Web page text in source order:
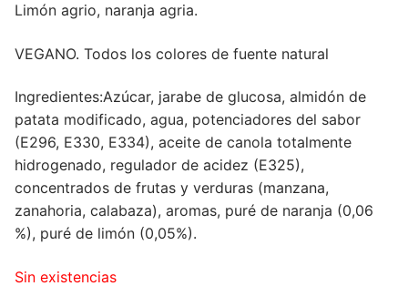
Limón agrio, naranja agria.
VEGANO. Todos los colores de fuente natural
Ingredientes:Azúcar, jarabe de glucosa, almidón de
patata modificado, agua, potenciadores del sabor
(E296, E330, E334), aceite de canola totalmente
hidrogenado, regulador de acidez (E325),
concentrados de frutas y verduras (manzana,
zanahoria, calabaza), aromas, puré de naranja (0,06
%), puré de limón (0,05%).
Sin existencias